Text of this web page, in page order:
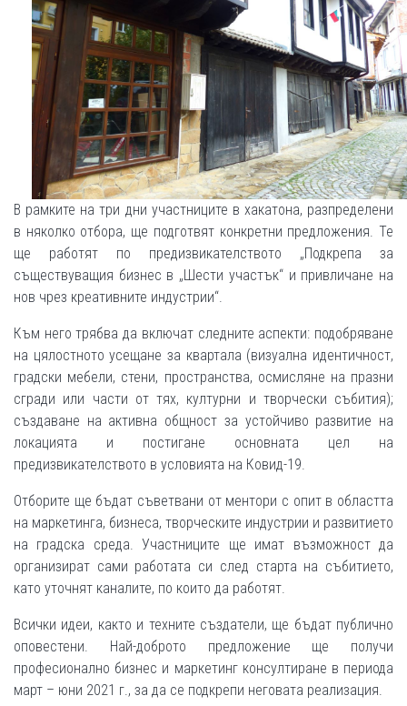
В рамките на три дни участниците в хакатона, разпределени
в няколко отбора, ще подготвят конкретни предложения. Те
ще работят по предизвикателството „Подкрепа за
съществуващия бизнес в „Шести участък“ и привличане на
нов чрез креативните индустрии“.
Към него трябва да включат следните аспекти: подобряване
на цялостното усещане за квартала (визуална идентичност,
градски мебели, стени, пространства, осмисляне на празни
сгради или части от тях, културни и творчески събития);
създаване на активна общност за устойчиво развитие на
локацията и постигане основната цел на
предизвикателството в условията на Ковид-19.
Отборите ще бъдат съветвани от ментори с опит в областта
на маркетинга, бизнеса, творческите индустрии и развитието
на градска среда. Участниците ще имат възможност да
организират сами работата си след старта на събитието,
като уточнят каналите, по които да работят.
Всички идеи, както и техните създатели, ще бъдат публично
оповестени. Най-доброто предложение ще получи
професионално бизнес и маркетинг консултиране в периода
март – юни 2021 г., за да се подкрепи неговата реализация.